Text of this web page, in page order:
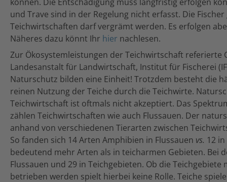
und Trave sind in der Regelung nicht erfasst. Die
Teichwirtschaften darf vergrämt werden. Es erfolgen
Näheres dazu könnt Ihr hier nachlesen.
Zur Ökosystemleistungen der Teichwirtschaft referierte
Landesanstalt für Landwirtschaft, Institut für Fischerei
Naturschutz bilden eine Einheit! Trotzdem besteht die
reinen Nutzung der Teiche durch die Teichwirte.
Teichwirtschaft ist oftmals nicht akzeptiert. Das
zählen Teichwirtschaften wie auch Flussauen. Der
anhand von verschiedenen Tierarten zwischen
So fanden sich 14 Arten Amphibien in Flussauen vs. 12
bedeutend mehr Arten als in teicharmen Gebieten. Bei
Flussauen und 29 in Teichgebieten. Ob die
betrieben werden spielt hierbei keine Rolle. Teiche